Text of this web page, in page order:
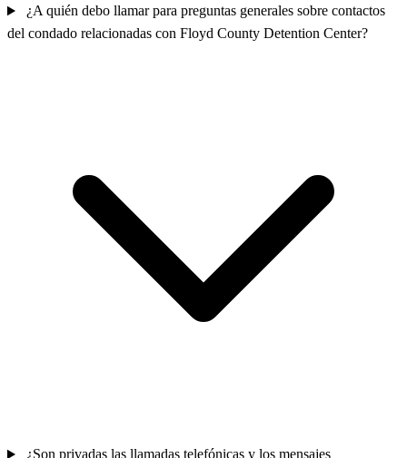
¿A quién debo llamar para preguntas generales sobre contactos
del condado relacionadas con Floyd County Detention Center?
¿Son privadas las llamadas telefónicas y los mensajes